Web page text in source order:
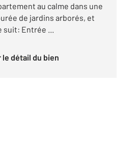
au calme dans une
de jardins arborés, et
Entrée ...
le détail du bien